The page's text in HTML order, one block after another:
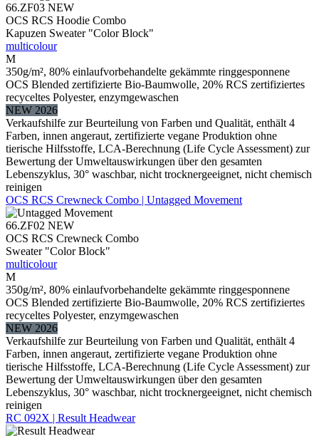
66.ZF03 NEW
OCS RCS Hoodie Combo
Kapuzen Sweater "Color Block"
multicolour
M
350g/m², 80% einlaufvorbehandelte gekämmte ringgesponnene
OCS Blended zertifizierte Bio-Baumwolle, 20% RCS zertifiziertes
recyceltes Polyester, enzymgewaschen
NEW 2026
Verkaufshilfe zur Beurteilung von Farben und Qualität, enthält 4
Farben, innen angeraut, zertifizierte vegane Produktion ohne
tierische Hilfsstoffe, LCA-Berechnung (Life Cycle Assessment) zur
Bewertung der Umweltauswirkungen über den gesamten
Lebenszyklus, 30° waschbar, nicht trocknergeeignet, nicht chemisch
reinigen
OCS RCS Crewneck Combo | Untagged Movement
66.ZF02 NEW
OCS RCS Crewneck Combo
Sweater "Color Block"
multicolour
M
350g/m², 80% einlaufvorbehandelte gekämmte ringgesponnene
OCS Blended zertifizierte Bio-Baumwolle, 20% RCS zertifiziertes
recyceltes Polyester, enzymgewaschen
NEW 2026
Verkaufshilfe zur Beurteilung von Farben und Qualität, enthält 4
Farben, innen angeraut, zertifizierte vegane Produktion ohne
tierische Hilfsstoffe, LCA-Berechnung (Life Cycle Assessment) zur
Bewertung der Umweltauswirkungen über den gesamten
Lebenszyklus, 30° waschbar, nicht trocknergeeignet, nicht chemisch
reinigen
RC 092X | Result Headwear